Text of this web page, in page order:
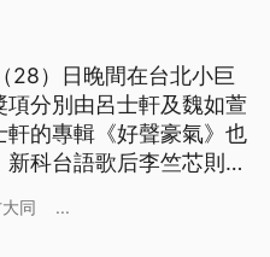
28）日晚間在台北小巨
分別由呂士軒及魏如萱
的專輯《好聲豪氣》也
科台語歌后李竺芯則同
同 ...